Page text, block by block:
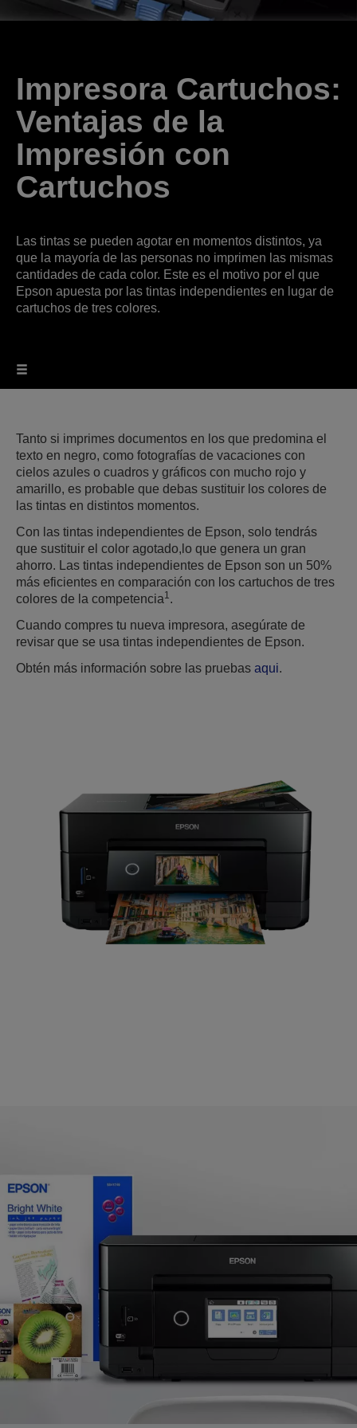
Impresora Cartuchos:
Ventajas de la
Impresión con
Cartuchos
Las tintas se pueden agotar en momentos distintos, ya
que la mayoría de las personas no imprimen las mismas
cantidades de cada color. Este es el motivo por el que
Epson apuesta por las tintas independientes en lugar de
cartuchos de tres colores.
Tanto si imprimes documentos en los que predomina el
texto en negro, como fotografías de vacaciones con
cielos azules o cuadros y gráficos con mucho rojo y
amarillo, es probable que debas sustituir los colores de
las tintas en distintos momentos.
Con las tintas independientes de Epson, solo tendrás
que sustituir el color agotado,lo que genera un gran
ahorro. Las tintas independientes de Epson son un 50%
más eficientes en comparación con los cartuchos de tres
colores de la competencia1.
Cuando compres tu nueva impresora, asegúrate de
revisar que se usa tintas independientes de Epson.
Obtén más información sobre las pruebas aqui.